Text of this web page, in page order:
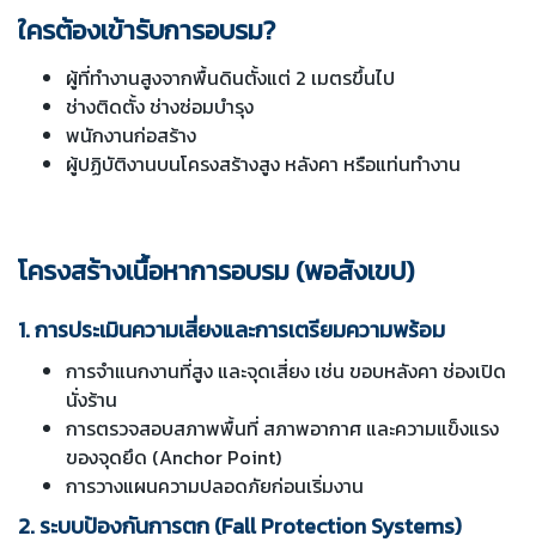
ใครต้องเข้ารับการอบรม?
ผู้ที่ทำงานสูงจากพื้นดินตั้งแต่ 2 เมตรขึ้นไป
ช่างติดตั้ง ช่างซ่อมบำรุง
พนักงานก่อสร้าง
ผู้ปฏิบัติงานบนโครงสร้างสูง หลังคา หรือแท่นทำงาน
โครงสร้างเนื้อหาการอบรม (พอสังเขป)
1. การประเมินความเสี่ยงและการเตรียมความพร้อม
การจำแนกงานที่สูง และจุดเสี่ยง เช่น ขอบหลังคา ช่องเปิด
นั่งร้าน
การตรวจสอบสภาพพื้นที่ สภาพอากาศ และความแข็งแรง
ของจุดยึด (Anchor Point)
การวางแผนความปลอดภัยก่อนเริ่มงาน
2. ระบบป้องกันการตก (Fall Protection Systems)